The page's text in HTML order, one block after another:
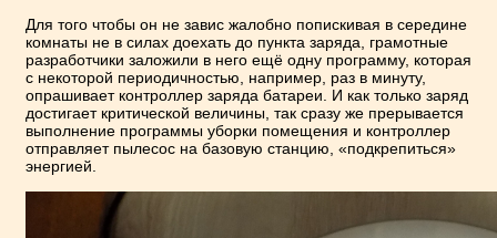
Для того чтобы он не завис жалобно попискивая в середине
комнаты не в силах доехать до пункта заряда, грамотные
разработчики заложили в него ещё одну программу, которая
с некоторой периодичностью, например, раз в минуту,
опрашивает контроллер заряда батареи. И как только заряд
достигает критической величины, так сразу же прерывается
выполнение программы уборки помещения и контроллер
отправляет пылесос на базовую станцию, «подкрепиться»
энергией.